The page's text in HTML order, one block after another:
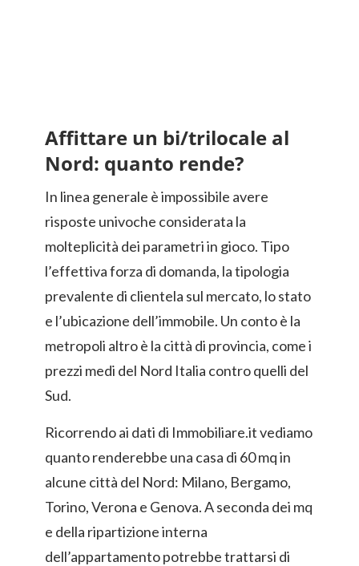
Affittare un bi/trilocale al
Nord: quanto rende?
In linea generale è impossibile avere
risposte univoche considerata la
molteplicità dei parametri in gioco. Tipo
l’effettiva forza di domanda, la tipologia
prevalente di clientela sul mercato, lo stato
e l’ubicazione dell’immobile. Un conto è la
metropoli altro è la città di provincia, come i
prezzi medi del Nord Italia contro quelli del
Sud.
Ricorrendo ai dati di Immobiliare.it vediamo
quanto renderebbe una casa di 60 mq in
alcune città del Nord: Milano, Bergamo,
Torino, Verona e Genova. A seconda dei mq
e della ripartizione interna
dell’appartamento potrebbe trattarsi di